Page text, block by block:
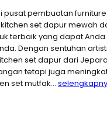
pembuatan
set dapur mewah
terbaik yang dapat Anda
Dengan sentuhan
set dapur dari
tetapi juga
set mutfak…